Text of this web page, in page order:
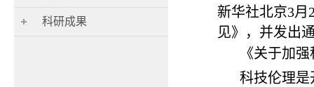
科研成果
新华社北京3
见》，并发出
《关于加
科技伦理是